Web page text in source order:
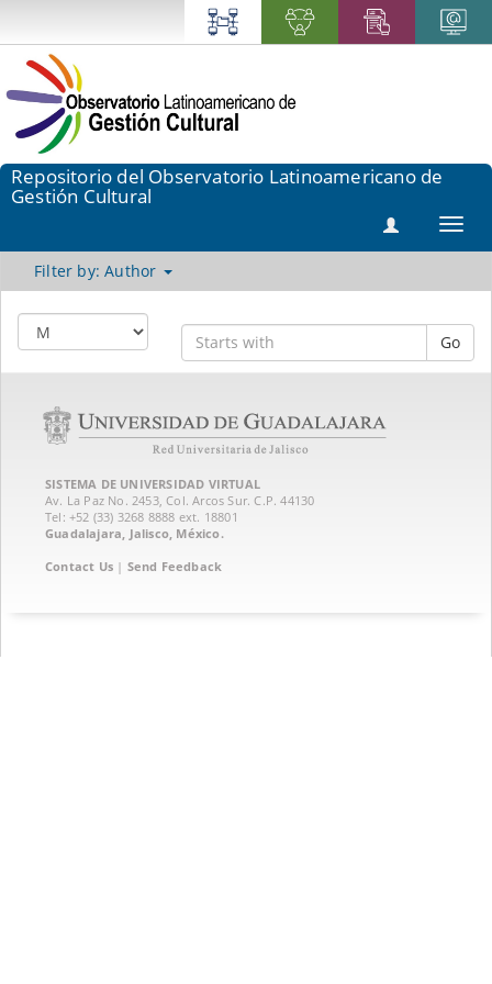
Repositorio del Observatorio Latinoamericano de
Gestión Cultural
Filter by: Author
Go
SISTEMA DE UNIVERSIDAD VIRTUAL
Av. La Paz No. 2453, Col. Arcos Sur. C.P. 44130
Tel: +52 (33) 3268 8888‏ ext. 18801
Guadalajara, Jalisco, México.
Contact Us | Send Feedback